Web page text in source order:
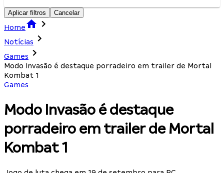
Aplicar filtros Cancelar
Home
Notícias
Games
Modo Invasão é destaque porradeiro em trailer de Mortal
Kombat 1
Games
Modo Invasão é destaque
porradeiro em trailer de Mortal
Kombat 1